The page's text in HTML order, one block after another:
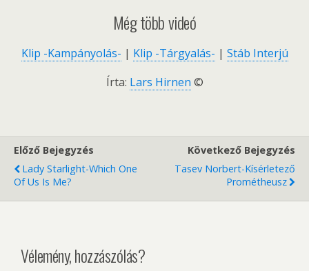
Még több videó
Klip -Kampányolás- | Klip -Tárgyalás- | Stáb Interjú
Írta: Lars Hirnen ©
Előző Bejegyzés
Lady Starlight-Which One
Of Us Is Me?
Következő Bejegyzés
Tasev Norbert-Kísérletező
Prométheusz
Vélemény, hozzászólás?